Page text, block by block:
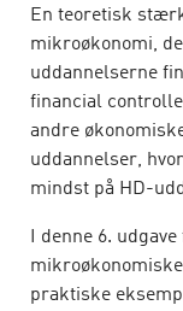
En teoretisk
mikroøkonomi,
uddannelserne
financial
andre
uddannelser,
mindst på HD-
I denne 6.
praktiske